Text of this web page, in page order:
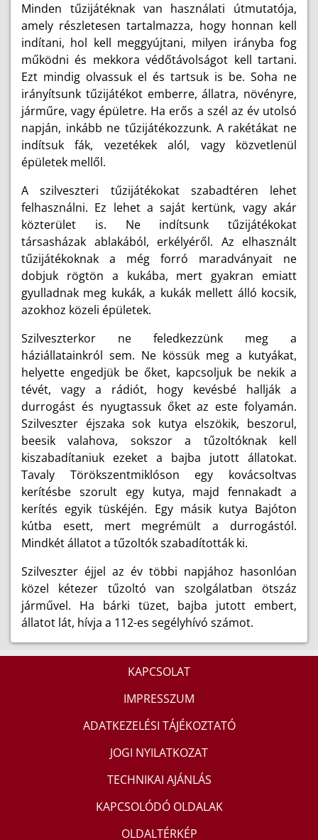
Minden tűzijátéknak van használati útmutatója,
amely részletesen tartalmazza, hogy honnan kell
indítani, hol kell meggyújtani, milyen irányba fog
működni és mekkora védőtávolságot kell tartani.
Ezt mindig olvassuk el és tartsuk is be. Soha ne
irányítsunk tűzijátékot emberre, állatra, növényre,
járműre, vagy épületre. Ha erős a szél az év utolsó
napján, inkább ne tűzijátékozzunk. A rakétákat ne
indítsuk fák, vezetékek alól, vagy közvetlenül
épületek mellől.
A szilveszteri tűzijátékokat szabadtéren lehet
felhasználni. Ez lehet a saját kertünk, vagy akár
közterület is. Ne indítsunk tűzijátékokat
társasházak ablakából, erkélyéről. Az elhasznált
tűzijátékoknak a még forró maradványait ne
dobjuk rögtön a kukába, mert gyakran emiatt
gyulladnak meg kukák, a kukák mellett álló kocsik,
azokhoz közeli épületek.
Szilveszterkor ne feledkezzünk meg a
háziállatainkról sem. Ne kössük meg a kutyákat,
helyette engedjük be őket, kapcsoljuk be nekik a
tévét, vagy a rádiót, hogy kevésbé hallják a
durrogást és nyugtassuk őket az este folyamán.
Szilveszter éjszaka sok kutya elszökik, beszorul,
beesik valahova, sokszor a tűzoltóknak kell
kiszabadítaniuk ezeket a bajba jutott állatokat.
Tavaly Törökszentmiklóson egy kovácsoltvas
kerítésbe szorult egy kutya, majd fennakadt a
kerítés egyik tüskéjén. Egy másik kutya Bajóton
kútba esett, mert megrémült a durrogástól.
Mindkét állatot a tűzoltók szabadították ki.
Szilveszter éjjel az év többi napjához hasonlóan
közel kétezer tűzoltó van szolgálatban ötszáz
járművel. Ha bárki tüzet, bajba jutott embert,
állatot lát, hívja a 112-es segélyhívó számot.
KAPCSOLAT
IMPRESSZUM
ADATKEZELÉSI TÁJÉKOZTATÓ
JOGI NYILATKOZAT
TECHNIKAI AJÁNLÁS
KAPCSOLÓDÓ OLDALAK
OLDALTÉRKÉP